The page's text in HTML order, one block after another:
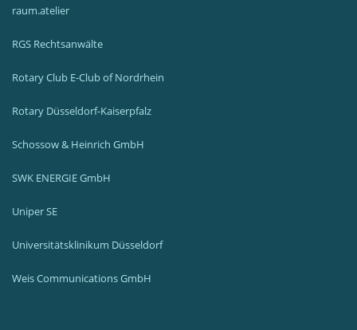
raum.atelier
RGS Rechtsanwälte
Rotary Club E-Club of Nordrhein
Rotary Düsseldorf-Kaiserpfalz
Schossow & Heinrich GmbH
SWK ENERGIE GmbH
Uniper SE
Universitätsklinikum Düsseldorf
Weis Communications GmbH